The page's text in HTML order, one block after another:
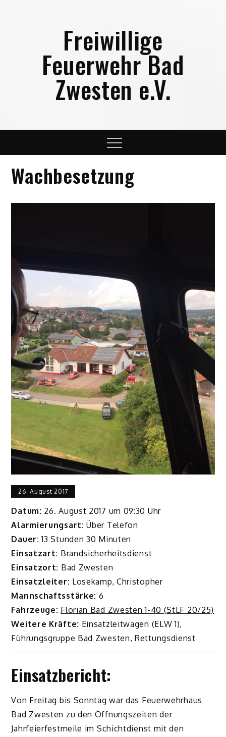
Freiwillige
Feuerwehr Bad
Zwesten e.V.
Menu
Wachbesetzung
26. August 2017
Datum: 26. August 2017 um 09:30 Uhr
Alarmierungsart: Über Telefon
Dauer: 13 Stunden 30 Minuten
Einsatzart: Brandsicherheitsdienst
Einsatzort: Bad Zwesten
Einsatzleiter: Losekamp, Christopher
Mannschaftsstärke: 6
Fahrzeuge: Florian Bad Zwesten 1-40 (StLF 20/25)
Weitere Kräfte: Einsatzleitwagen (ELW 1),
Führungsgruppe Bad Zwesten, Rettungsdienst
Einsatzbericht:
Von Freitag bis Sonntag war das Feuerwehrhaus
Bad Zwesten zu den Öffnungszeiten der
Jahrfeierfestmeile im Schichtdienst mit den